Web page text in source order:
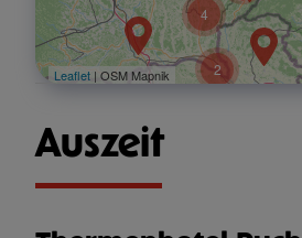
2
4
Leaflet| OSM Mapnik
Auszeit